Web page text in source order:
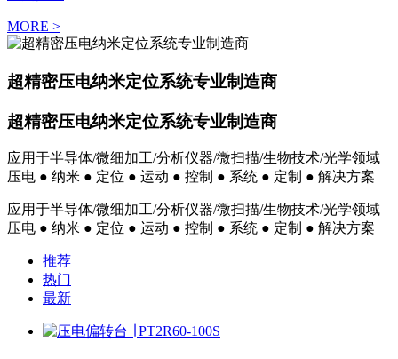
MORE >
超精密压电纳米定位系统专业制造商
超精密压电纳米定位系统专业制造商
应用于半导体/微细加工/分析仪器/微扫描/生物技术/光学领域
压电 ● 纳米 ● 定位 ● 运动 ● 控制 ● 系统 ● 定制 ● 解决方案
应用于半导体/微细加工/分析仪器/微扫描/生物技术/光学领域
压电 ● 纳米 ● 定位 ● 运动 ● 控制 ● 系统 ● 定制 ● 解决方案
推荐
热门
最新